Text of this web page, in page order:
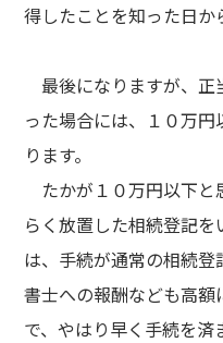
得したことを知った日か
最後になりますが、正
った場合には、１０万
ります。
たかが１０万円以下と
らく放置した相続登記
は、手続が通常の相続
書士への報酬なども高
で、やはり早く手続を